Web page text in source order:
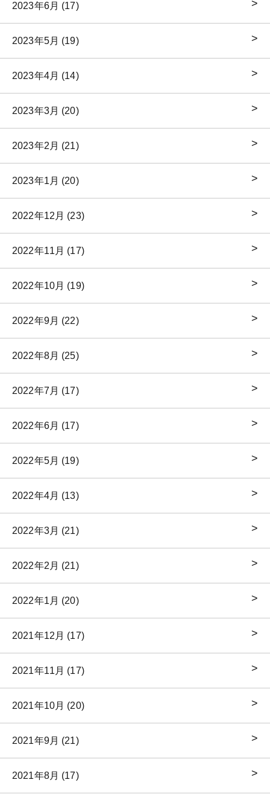
2023年6月 (17)
2023年5月 (19)
2023年4月 (14)
2023年3月 (20)
2023年2月 (21)
2023年1月 (20)
2022年12月 (23)
2022年11月 (17)
2022年10月 (19)
2022年9月 (22)
2022年8月 (25)
2022年7月 (17)
2022年6月 (17)
2022年5月 (19)
2022年4月 (13)
2022年3月 (21)
2022年2月 (21)
2022年1月 (20)
2021年12月 (17)
2021年11月 (17)
2021年10月 (20)
2021年9月 (21)
2021年8月 (17)